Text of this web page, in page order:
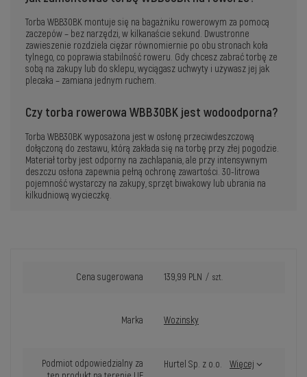
Torba WBB30BK montuje się na bagażniku rowerowym za pomocą
zaczepów – bez narzędzi, w kilkanaście sekund. Dwustronne
zawieszenie rozdziela ciężar równomiernie po obu stronach koła
tylnego, co poprawia stabilność roweru. Gdy chcesz zabrać torbę ze
sobą na zakupy lub do sklepu, wyciągasz uchwyty i używasz jej jak
plecaka – zamiana jednym ruchem.
Czy torba rowerowa WBB30BK jest wodoodporna?
Torba WBB30BK wyposażona jest w osłonę przeciwdeszczową
dołączoną do zestawu, którą zakłada się na torbę przy złej pogodzie.
Materiał torby jest odporny na zachlapania, ale przy intensywnym
deszczu osłona zapewnia pełną ochronę zawartości. 30-litrowa
pojemność wystarczy na zakupy, sprzęt biwakowy lub ubrania na
kilkudniową wycieczkę.
Cena sugerowana 139,99 PLN / szt.
Marka Wozinsky
Podmiot odpowiedzialny za
Hurtel Sp. z o.o. Więcej